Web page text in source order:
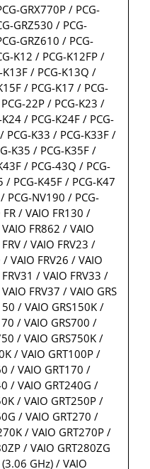
GRX770P / PCG-
GRZ530 / PCG-
GRZ610 / PCG-
K12 / PCG-K12FP /
K13F / PCG-K13Q /
/ PCG-K17 / PCG-
22P / PCG-K23 /
/ PCG-K24F / PCG-
PCG-K33 / PCG-K33F /
K35 / PCG-K35F /
/ PCG-43Q / PCG-
/ PCG-K45F / PCG-K47
PCG-NV190 / PCG-
/ VAIO FR130 /
FR862 / VAIO
/ VAIO FRV23 /
VAIO FRV26 / VAIO
/ VAIO FRV33 /
FRV37 / VAIO GRS
/ VAIO GRS150K /
/ VAIO GRS700 /
/ VAIO GRS750K /
/ VAIO GRT100P /
/ VAIO GRT170 /
/ VAIO GRT240G /
/ VAIO GRT250P /
/ VAIO GRT270 /
/ VAIO GRT270P /
/ VAIO GRT280ZG
GHz) / VAIO